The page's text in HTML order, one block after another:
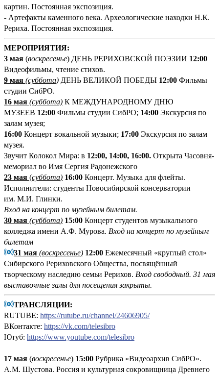
картин. Постоянная экспозиция.
- Артефакты каменного века. Археологические находки Н.К.
Рериха. Постоянная экспозиция.
МЕРОПРИЯТИЯ:
3 мая (воскресенье) ДЕНЬ РЕРИХОВСКОЙ ПОЭЗИИ 12:00
Видеофильмы, чтение стихов.
9 мая (суббота) ДЕНЬ ВЕЛИКОЙ ПОБЕДЫ 12:00 Фильмы
студии СибРО.
16 мая (суббота) К МЕЖДУНАРОДНОМУ ДНЮ
МУЗЕЕВ 12:00 Фильмы студии СибРО; 14:00 Экскурсия по
залам музея;
16:00 Концерт вокальной музыки; 17:00 Экскурсия по залам
музея.
Звучит Колокол Мира: в 12:00, 14:00, 16:00. Открыта Часовня-
мемориал во Имя Сергия Радонежского
23 мая (суббота) 16:00 Концерт. Музыка для флейты.
Исполнители: студенты Новосибирской консерватории
им. М.И. Глинки.
Вход на концерт по музейным билетам.
30 мая (суббота) 15:00 Концерт студентов музыкального
колледжа имени А.Ф. Мурова. Вход на концерт по музейным
билетам
31 мая (воскресенье) 12:00 Ежемесячный «круглый стол»
Сибирского Рериховского Общества, посвящённый
творческому наследию семьи Рерихов. Вход свободный. 31 мая
выставочные залы для посещения закрыты.
ТРАНСЛЯЦИИ:
RUTUBE: https://rutube.ru/channel/24606905/
ВКонтакте: https://vk.com/telesibro
Ютуб: https://www.youtube.com/telesibro
17 мая (воскресенье) 15:00 Рубрика «Видеоархив СибРО».
А.М. Шустова. Россия и культурная сокровищница Древнего